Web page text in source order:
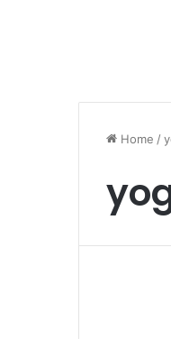
Home /